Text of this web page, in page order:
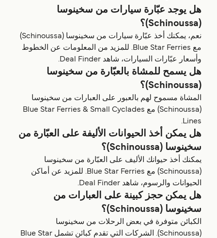
هل يوجد عبّارة سيارات من سخينوسا
نعم، يمكنك أخذ عبّارة سيارات من سخينوسا (Schinoussa)
مع Blue Star Ferries. للمزيد من المعلومات عن الخطوط
وأسعار عبّارات السيارات، شاهد Deal Finder.
هل يسمح للمشاة بالعبّارة من سخينوسا
المشاة مسموح لهم بالعبور على العبارات من سخينوسا
(Schinoussa) مع Blue Star Ferries & Small Cyclades
Lines.
هل يمكن أخذ الحيوانات الأليفة على العبّارة من
سخينوسا (Schinoussa)؟
يمكنك أخذ حيوانك الأليف على العبّارة من سخينوسا
(Schinoussa) مع Blue Star Ferries. للمزيد عن أماكن
الحيوانات والرسوم، شاهد Deal Finder.
هل يمكن حجز كبينة على العبارات من
سخينوسا (Schinoussa)؟
الكبائن متوفرة في بعض الرحلات من سخينوسا
(Schinoussa). الشركات التي تقدم كبائن تشمل Blue Star